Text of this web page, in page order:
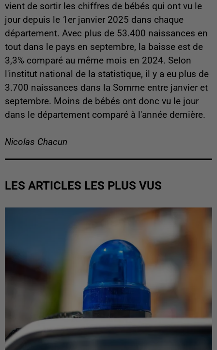
vient de sortir les chiffres de bébés qui ont vu le
jour depuis le 1er janvier 2025 dans chaque
département. Avec plus de 53.400 naissances en
tout dans le pays en septembre, la baisse est de
3,3% comparé au même mois en 2024. Selon
l'institut national de la statistique, il y a eu plus de
3.700 naissances dans la Somme entre janvier et
septembre. Moins de bébés ont donc vu le jour
dans le département comparé à l'année dernière.
Nicolas Chacun
LES ARTICLES LES PLUS VUS